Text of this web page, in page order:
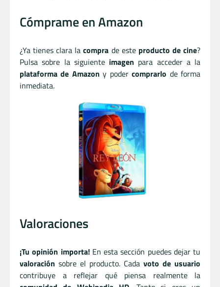
Cómprame en Amazon
¿Ya tienes clara lacompra de este producto de cine?
Pulsa sobre la siguiente imagen para acceder a la
plataforma de Amazon y podercomprarlo de forma
inmediata.
Valoraciones
¡Tu opinión importa!En esta sección puedes dejar tu
valoración sobre el producto. Cada voto de usuario
contribuye a reflejar qué piensa realmente la